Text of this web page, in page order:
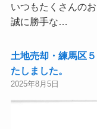
いつもたくさんの
誠に勝手な…
土地売却・練馬区
たしました。
2025年8月5日